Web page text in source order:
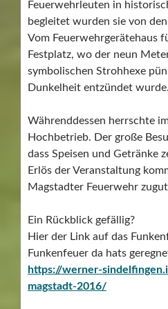
Feuerwehrleuten in
begleitet wurden sie von
Vom Feuerwehrgerätehaus
Festplatz, wo der neun
symbolischen Strohhexe
Dunkelheit entzündet wurde.
Währenddessen herrschte
Hochbetrieb. Der große
dass Speisen und Getränke
Erlös der Veranstaltung
Magstadter Feuerwehr
Ein Rückblick gefällig?
Hier der Link auf das
Funkenfeuer da hats
https://werner-
magstadt-2016/